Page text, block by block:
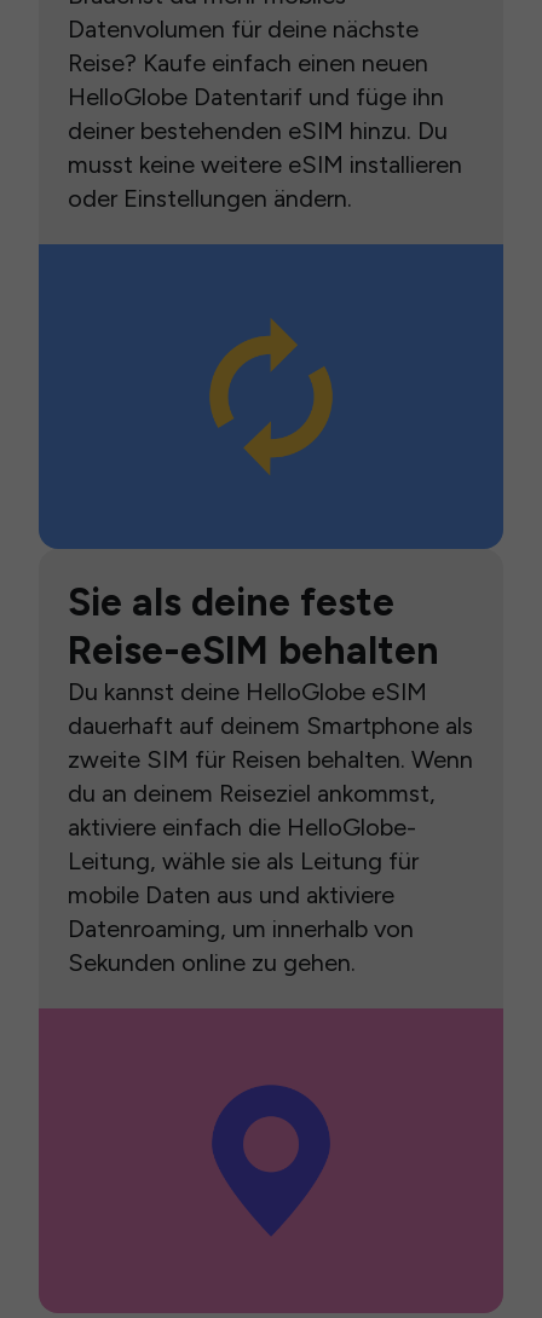
Datenvolumen für deine nächste
Reise? Kaufe einfach einen neuen
HelloGlobe Datentarif und füge ihn
deiner bestehenden eSIM hinzu. Du
musst keine weitere eSIM installieren
oder Einstellungen ändern.
Sie als deine feste
Reise-eSIM behalten
Du kannst deine HelloGlobe eSIM
dauerhaft auf deinem Smartphone als
zweite SIM für Reisen behalten. Wenn
du an deinem Reiseziel ankommst,
aktiviere einfach die HelloGlobe-
Leitung, wähle sie als Leitung für
mobile Daten aus und aktiviere
Datenroaming, um innerhalb von
Sekunden online zu gehen.